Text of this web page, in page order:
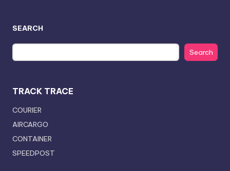
SEARCH
Search
TRACK TRACE
COURIER
AIRCARGO
CONTAINER
SPEEDPOST